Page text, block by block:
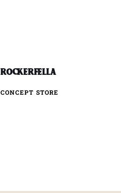
Rockerfella
CONCEPT STORE